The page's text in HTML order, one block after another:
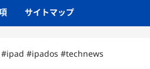
サイトマップ
#ipados #technews